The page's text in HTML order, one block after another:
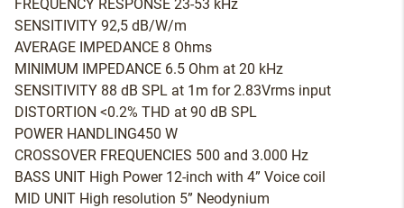
FREQUENCY RESPONSE 23-53 kHz
SENSITIVITY 92,5 dB/W/m
AVERAGE IMPEDANCE 8 Ohms
MINIMUM IMPEDANCE 6.5 Ohm at 20 kHz
SENSITIVITY 88 dB SPL at 1m for 2.83Vrms input
DISTORTION <0.2% THD at 90 dB SPL
POWER HANDLING450 W
CROSSOVER FREQUENCIES 500 and 3.000 Hz
BASS UNIT High Power 12-inch with 4” Voice coil
MID UNIT High resolution 5” Neodynium